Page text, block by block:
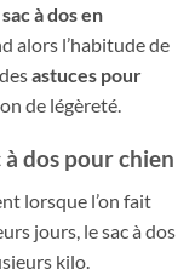
à dos en
alors l’habitude de
astuces pour
de légèreté.
à dos pour chien
lorsque l’on fait
jours, le sac à dos
kilo.